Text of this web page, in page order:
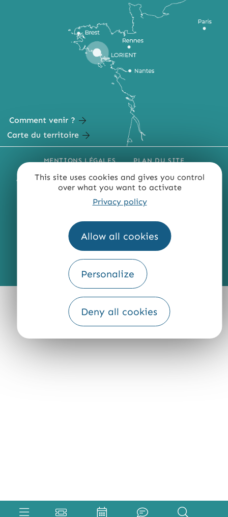
This site uses cookies and gives you control
over what you want to activate
Privacy policy
Allow all cookies
Personalize
Deny all cookies
Comment venir ?
Carte du territoire
MENTIONS LÉGALES PLAN DU SITE
ACCESSIBILITÉ : NON CONFORME PRESSE PRO
QUI SOMMES-NOUS ?
Fourni par
Traduction